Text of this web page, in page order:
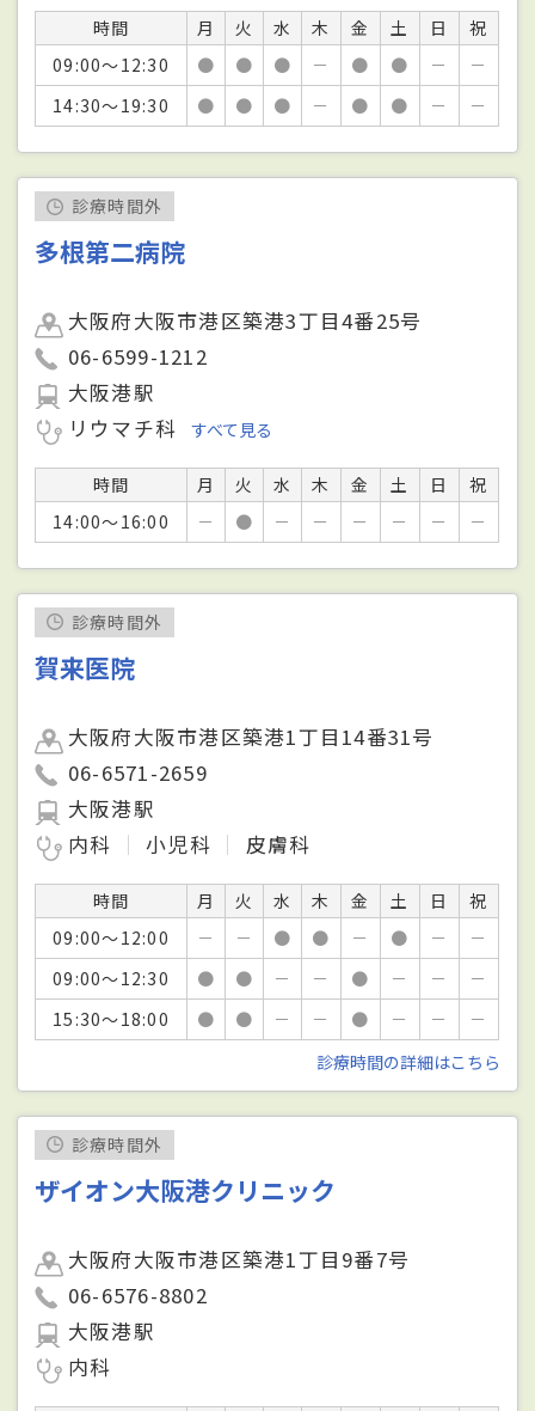
時間 月 火 水 木 金 土 日
祝
09:00～12:30
● ● ● － ● ● －
－
14:30～19:30
● ● ● － ● ● － －
診療時間外
多根第二病院
大阪府大阪市港区築港3丁目4番25号
06-6599-1212
大阪港駅
リウマチ科
すべて見る
時間 月 火 水 木 金 土 日
祝
14:00～16:00
－ ● － － － － － －
診療時間外
賀来医院
大阪府大阪市港区築港1丁目14番31号
06-6571-2659
大阪港駅
内科
小児科 皮膚科
時間 月 火 水 木 金 土 日
祝
09:00～12:00
－ － ● ● － ● －
－
09:00～12:30
● ● － － ● － －
－
15:30～18:00
● ● － － ● － －
－
診療時間の詳細はこちら
診療時間外
ザイオン大阪港クリニック
大阪府大阪市港区築港1丁目9番7号
06-6576-8802
大阪港駅
内科